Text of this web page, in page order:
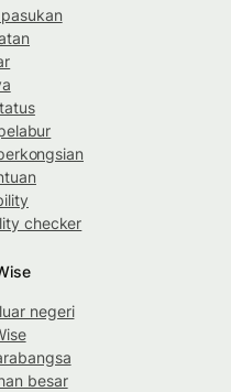
checker
negeri
besar